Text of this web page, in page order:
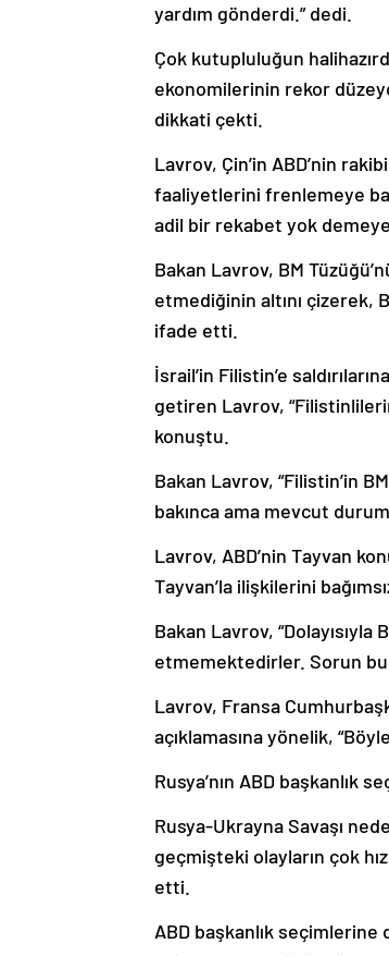
yardım gönderdi.” dedi.
Çok kutupluluğun
ekonomilerinin rekor
dikkati çekti.
Lavrov, Çin’in ABD’nin
faaliyetlerini frenlemeye
adil bir rekabet yok
Bakan Lavrov, BM
etmediğinin altını çizerek,
ifade etti.
İsrail’in Filistin’e
getiren Lavrov,
konuştu.
Bakan Lavrov, “Filistin’in
bakınca ama mevcut
Lavrov, ABD’nin Tayvan
Tayvan’la ilişkilerini
Bakan Lavrov,
etmemektedirler. Sorun
Lavrov, Fransa
açıklamasına yönelik,
Rusya’nın ABD başkanlık
Rusya-Ukrayna Savaşı
geçmişteki olayların çok
etti.
ABD başkanlık seçimlerine